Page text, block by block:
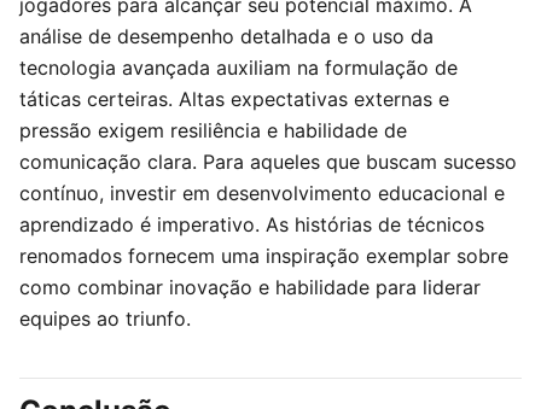
jogadores para alcançar seu potencial máximo. A
análise de desempenho detalhada e o uso da
tecnologia avançada auxiliam na formulação de
táticas certeiras. Altas expectativas externas e
pressão exigem resiliência e habilidade de
comunicação clara. Para aqueles que buscam sucesso
contínuo, investir em desenvolvimento educacional e
aprendizado é imperativo. As histórias de técnicos
renomados fornecem uma inspiração exemplar sobre
como combinar inovação e habilidade para liderar
equipes ao triunfo.